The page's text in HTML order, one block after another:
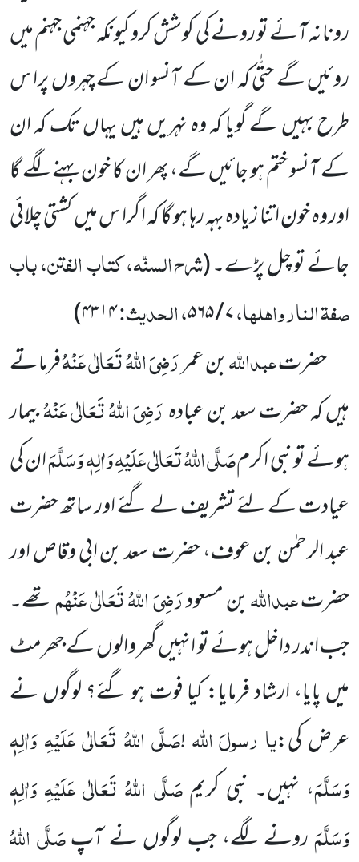
رونا نہ آئے تو رونے کی کوشش کرو کیونکہ جہنمی جہنم میں
روئیں گے حتّٰی کہ ان کے آنسو ان کے چہروں پرا س
طرح بہیں گے گویا کہ وہ نہریں ہیں یہاں تک کہ ان
کے آنسو ختم ہو جائیں گے، پھر ان کا خون بہنے لگے گا
اور وہ خون اتنا زیادہ بہہ رہا ہو گا کہ ا گرا س میں کشتی چلائی
جائے تو چل پڑے۔(شرح السنّہ، کتاب الفتن، باب
صفۃ النار واہلہا،۷/۵۶۵، الحدیث:۴۳۱۴)
حضرتعبداللہبن عمررَضِیَ اللہُ تَعَالٰی عَنْہُفرماتے
ہیں کہ حضرت سعد بن عبادہرَضِیَ اللہُ تَعَالٰی عَنْہُبیمار
ہوئے تو نبی اکرمصَلَّی اللہُ تَعَالٰی عَلَیْہِ وَاٰلِہٖ وَسَلَّمَان کی
عیادت کے لئے تشریف لے گئے اور ساتھ حضرت
عبد الرحمٰن بن عوف، حضرتسعد بن ابی وقاص اور
حضرتعبداللہبن مسعودرَضِیَ اللہُ تَعَالٰی عَنْہُمتھے۔
جب اندر داخل ہوئے تو انہیں گھر والوں کےجھرمٹ
میں پایا، ارشاد فرمایا: کیا فوت ہو گئے؟ لوگوں نے
عرض کی:یا رسولَاللہ!صَلَّی اللہُ تَعَالٰی عَلَیْہِ وَاٰلِہٖ
وَسَلَّمَ، نہیں۔ نبی کریمصَلَّی اللہُ تَعَالٰی عَلَیْہِ وَاٰلِہٖ
وَسَلَّمَرونے لگے، جب لوگوں نے آپصَلَّی اللہُ